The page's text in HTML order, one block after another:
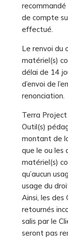
recommandé
de compte
effectué.
Le renvoi du
matériel(s)
délai de 14
d’envoi de
renonciation.
Terra
Outil(s)
montant de
que le ou les
matériel(s)
qu’aucun
usage du
Ainsi, les des
retournés
salis par le
seront pas